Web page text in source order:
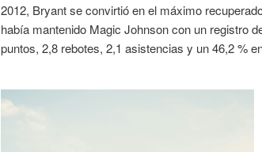
2012, Bryant se convirtió en el máximo
había mantenido Magic Johnson con un registro
puntos, 2,8 rebotes, 2,1 asistencias y un 46,2 %